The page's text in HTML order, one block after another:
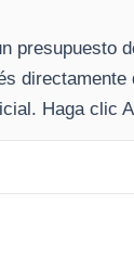
presupuesto
directamente
Haga clic